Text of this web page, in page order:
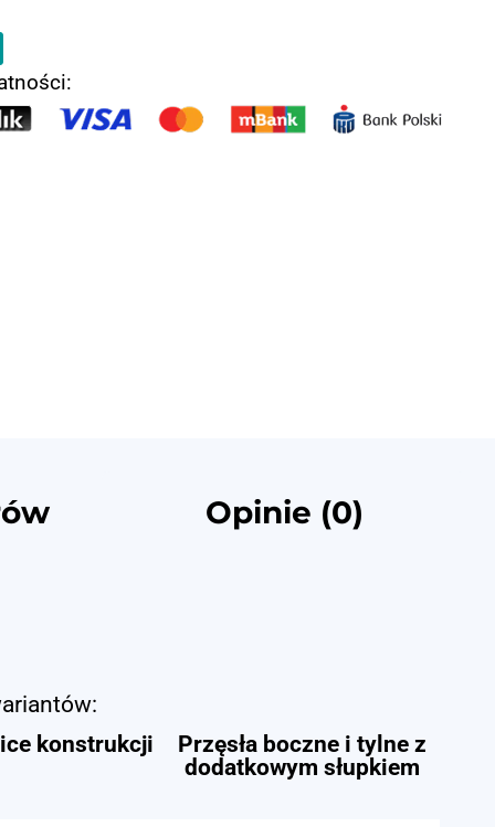
Opinie (0)
konstrukcji
Przęsła boczne i tylne z
dodatkowym słupkiem